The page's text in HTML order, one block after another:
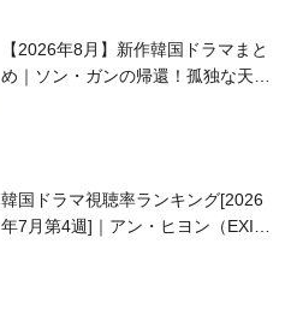
【2026年8月】新作韓国ドラマまと
め｜ソン・ガンの帰還！孤独な天才
韓国ドラマ視聴率ランキング[2026
年7月第4週]｜アン・ヒヨン（EXID